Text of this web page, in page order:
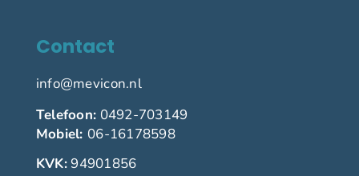
Contact
info@mevicon.nl
Telefoon: 0492-703149
Mobiel: 06-16178598
KVK:94901856